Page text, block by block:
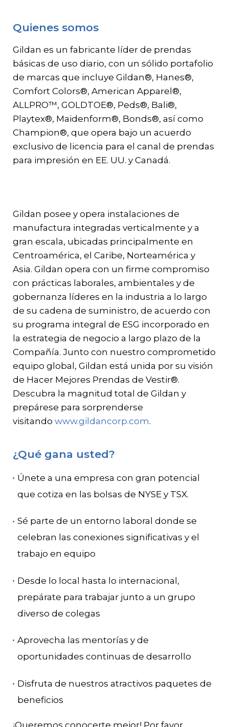
inicio
Quienes somos
Gildan es un fabricante líder de prendas
básicas de uso diario, con un sólido portafolio
de marcas que incluye Gildan®, Hanes®,
Comfort Colors®, American Apparel®,
ALLPRO™, GOLDTOE®, Peds®, Bali®,
Playtex®, Maidenform®, Bonds®, así como
Champion®, que opera bajo un acuerdo
exclusivo de licencia para el canal de prendas
para impresión en EE. UU. y Canadá.
Gildan posee y opera instalaciones de
manufactura integradas verticalmente y a
gran escala, ubicadas principalmente en
Centroamérica, el Caribe, Norteamérica y
Asia. Gildan opera con un firme compromiso
con prácticas laborales, ambientales y de
gobernanza líderes en la industria a lo largo
de su cadena de suministro, de acuerdo con
su programa integral de ESG incorporado en
la estrategia de negocio a largo plazo de la
Compañía. Junto con nuestro comprometido
equipo global, Gildan está unida por su visión
de Hacer Mejores Prendas de Vestir®.
Descubra la magnitud total de Gildan y
prepárese para sorprenderse
visitando www.gildancorp.com.
¿Qué gana usted?
Únete a una empresa con gran potencial
que cotiza en las bolsas de NYSE y TSX.
Sé parte de un entorno laboral donde se
celebran las conexiones significativas y el
trabajo en equipo
Desde lo local hasta lo internacional,
prepárate para trabajar junto a un grupo
diverso de colegas
Aprovecha las mentorías y de
oportunidades continuas de desarrollo
Disfruta de nuestros atractivos paquetes de
beneficios
¡Queremos conocerte mejor! Por favor,